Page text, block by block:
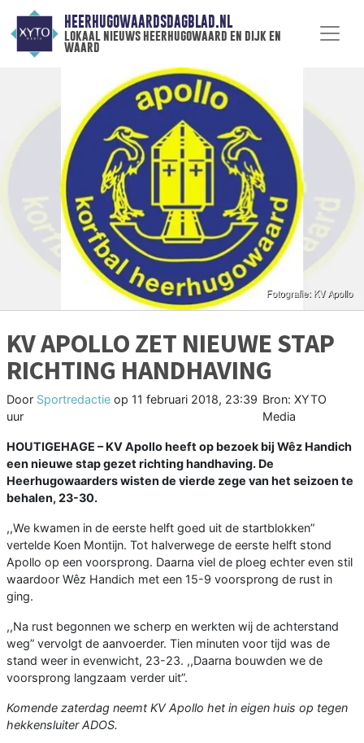
HEERHUGOWAARDSDAGBLAD.NL
lokaal nieuws heerhugowaard en dijk en
waard
KV APOLLO ZET NIEUWE STAP
RICHTING HANDHAVING
Door Sportredactie op 11 februari 2018, 23:39
uur
Bron: XYTO
Media
HOUTIGEHAGE –KV Apollo heeft op bezoek bij Wêz Handich
een nieuwe stap gezet richting handhaving. De
Heerhugowaarders wisten de vierde zege van het seizoen te
behalen, 23-30.
,,We kwamen in de eerste helft goed uit de startblokken”
vertelde Koen Montijn. Tot halverwege de eerste helft stond
Apollo op een voorsprong. Daarna viel de ploeg echter even stil
waardoor Wêz Handich met een 15-9 voorsprong de rust in
ging.
,,Na rust begonnen we scherp en werkten wij de achterstand
weg” vervolgt de aanvoerder. Tien minuten voor tijd was de
stand weer in evenwicht, 23-23. ,,Daarna bouwden we de
voorsprong langzaam verder uit”.
Komende zaterdag neemt KV Apollo het in eigen huis op tegen
hekkensluiter ADOS.